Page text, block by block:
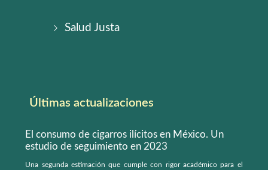
Salud Justa
Últimas actualizaciones
El consumo de cigarros ilícitos en México. Un
estudio de seguimiento en 2023
Una segunda estimación que cumple con rigor académico para el